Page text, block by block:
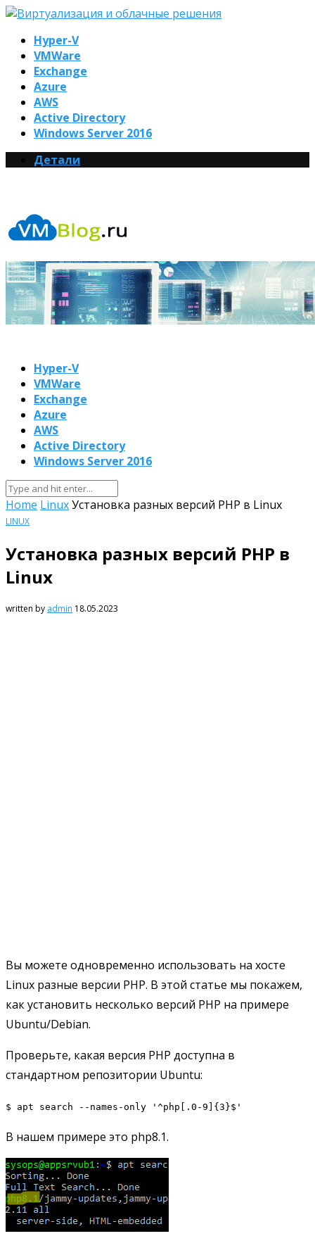
Hyper-V
VMWare
Exchange
Azure
AWS
Active Directory
Windows Server 2016
Детали
Hyper-V
VMWare
Exchange
Azure
AWS
Active Directory
Windows Server 2016
Home LinuxУстановка разных версий PHP в Linux
LINUX
Установка разных версий PHP в
Linux
written by admin 18.05.2023
Вы можете одновременно использовать на хосте
Linux разные версии PHP. В этой статье мы покажем,
как установить несколько версий PHP на примере
Ubuntu/Debian.
Проверьте, какая версия PHP доступна в
стандартном репозитории Ubuntu:
$ apt search --names-only '^php[.0-9]{3}$'
В нашем примере это php8.1.